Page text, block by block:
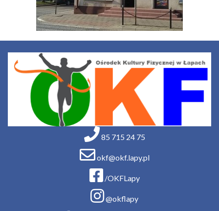
85 715 24 75
okf@okf.lapy.pl
/OKFLapy
@okflapy